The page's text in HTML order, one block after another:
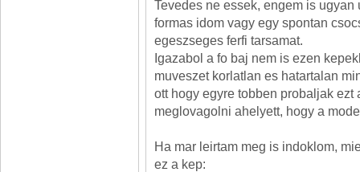
Tevedes ne essek, engem is ugyan
formas idom vagy egy spontan
egeszseges ferfi tarsamat.
Igazabol a fo baj nem is ezen
muveszet korlatlan es hatartalan
ott hogy egyre tobben probaljak ezt
meglovagolni ahelyett, hogy a
Ha mar leirtam meg is indoklom,
ez a kep: